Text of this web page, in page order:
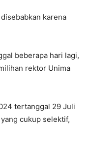
karena
beberapa hari lagi,
rektor Unima
tertanggal 29 Juli
cukup selektif,